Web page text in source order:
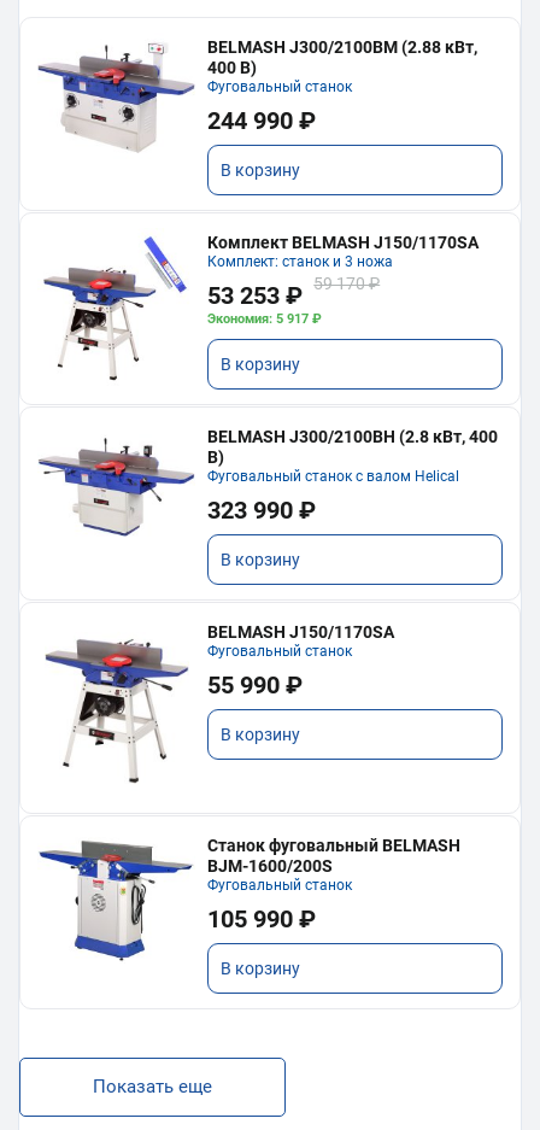
BELMASH J300/2100ВМ (2.88 кВт,
400 В)
Фуговальный станок
244 990 ₽
В корзину
Комплект BELMASH J150/1170SA
Комплект: станок и 3 ножа
53 253 ₽ 59 170 ₽
Экономия: 5 917 ₽
В корзину
BELMASH J300/2100ВH (2.8 кВт, 400
В)
Фуговальный станок с валом Helical
323 990 ₽
В корзину
BELMASH J150/1170SA
Фуговальный станок
55 990 ₽
В корзину
Станок фуговальный BELMASH
BJM-1600/200S
Фуговальный станок
105 990 ₽
В корзину
Показать еще